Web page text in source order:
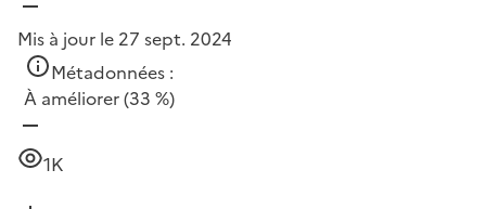
Mis à jour le 27 sept. 2024
Métadonnées :
À améliorer(33 %)
1K